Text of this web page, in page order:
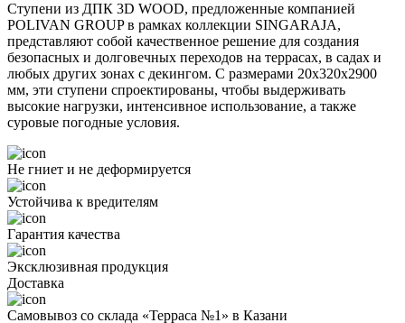
Ступени из ДПК 3D WOOD, предложенные компанией
POLIVAN GROUP в рамках коллекции SINGARAJA,
представляют собой качественное решение для создания
безопасных и долговечных переходов на террасах, в садах и
любых других зонах с декингом. С размерами 20х320х2900
мм, эти ступени спроектированы, чтобы выдерживать
высокие нагрузки, интенсивное использование, а также
суровые погодные условия.
Не гниет и не деформируется
Устойчива к вредителям
Гарантия качества
Эксклюзивная продукция
Доставка
Самовывоз со склада «Терраса №1» в Казани